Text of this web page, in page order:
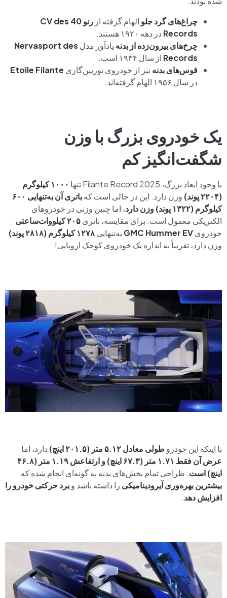
چراغ‌های گرد جلو الهام گرفته از
رنو 40 CV des
Records در دهه ۱۹۲۰ هستند.
چرخ‌های بیرون‌زده از بدنه یادآور مدل Nervasport des
Records از سال ۱۹۳۴ است.
قوس‌های بدنه نیز از خودروی توربین‌گازی Etoile Filante
در سال ۱۹۵۶ الهام گرفته‌اند.
یک خودروی بزرگ با وزن
شگفت‌انگیز کم
با وجود ابعاد بزرگ، Filante Record 2025 تنها
۱۰۰۰ کیلوگرم
(۲۲۰۴ پوند)
وزن دارد. این در حالی است که
باتری آن به‌تنهایی ۶۰۰
کیلوگرم (۱۳۲۲ پوند) وزن دارد
، اما چنین وزنی در خودروهای
الکتریکی معمول است. برای مقایسه، باتری۲۰۵ کیلووات‌ساعتی
خودرویGMC Hummer EV به‌تنهایی۱۲۷۸ کیلوگرم (۲۸۱۸ پوند)
وزن دارد، تقریباً به اندازه یک خودروی کوچک اروپایی!
با اینکه این خودروطولی معادل ۵.۱۲ متر (۲۰۱.۵ اینچ)
دارد، اما
عرض آن فقط ۱.۷۱ متر (۶۷.۳ اینچ) و ارتفاعش ۱.۱۹ متر (۴۶.۸
اینچ) است. طراحی تمام بخش‌های بدنه به گونه‌ای انجام شده که
بیشترین بهره‌وری آیرودینامیکی را داشته باشد وبرد حرکتی خودرو را
افزایش دهد.